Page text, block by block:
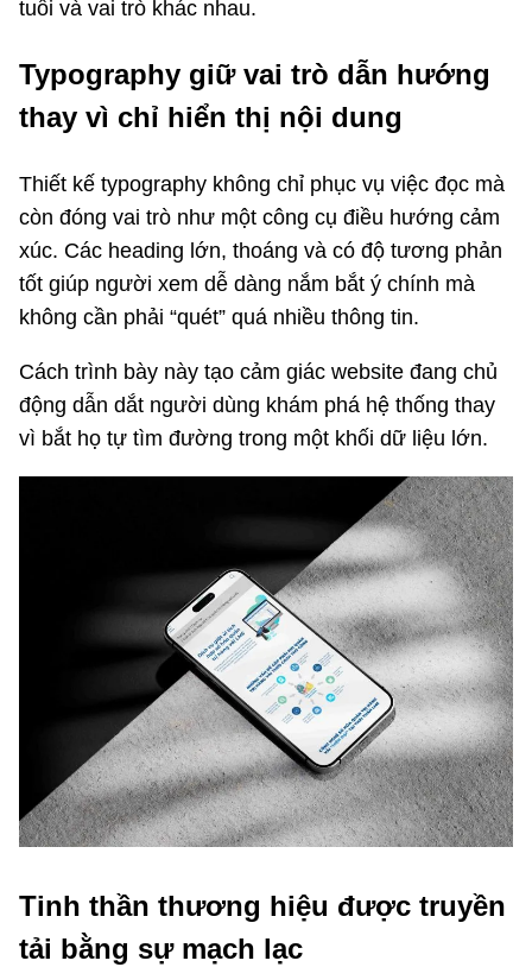
tuổi và vai trò khác nhau.
Typography giữ vai trò dẫn hướng
thay vì chỉ hiển thị nội dung
Thiết kế typography không chỉ phục vụ việc đọc mà
còn đóng vai trò như một công cụ điều hướng cảm
xúc. Các heading lớn, thoáng và có độ tương phản
tốt giúp người xem dễ dàng nắm bắt ý chính mà
không cần phải “quét” quá nhiều thông tin.
Cách trình bày này tạo cảm giác website đang chủ
động dẫn dắt người dùng khám phá hệ thống thay
vì bắt họ tự tìm đường trong một khối dữ liệu lớn.
Tinh thần thương hiệu được truyền
tải bằng sự mạch lạc